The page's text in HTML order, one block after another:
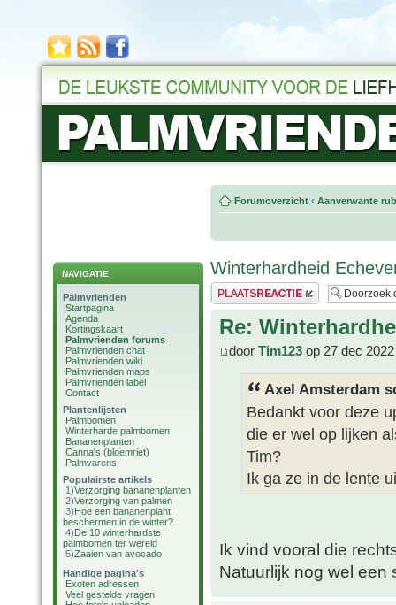
NAVIGATIE
Palmvrienden
Startpagina
Agenda
Kortingskaart
Palmvrienden forums
Palmvrienden chat
Palmvrienden wiki
Palmvrienden maps
Palmvrienden label
Contact
Plantenlijsten
Palmbomen
Winterharde palmbomen
Bananenplanten
Canna's (bloemriet)
Palmvarens
Populairste artikels
1)Verzorging bananenplanten
2)Verzorging van palmen
3)Hoe een bananenplant
beschermen in de winter?
4)De 10 winterhardste
palmbomen ter wereld
5)Zaaien van avocado
Handige pagina's
Exoten adressen
Veel gestelde vragen
Forumoverzicht ‹ Aanverwante
Winterhardheid
Plaats een reactie
Re:
door Tim123 op 27 dec
Axel Amsterdam
Bedankt voor deze
die er wel op lijken
Tim?
Ik ga ze in de lente
Ik vind vooral die
Natuurlijk nog wel een